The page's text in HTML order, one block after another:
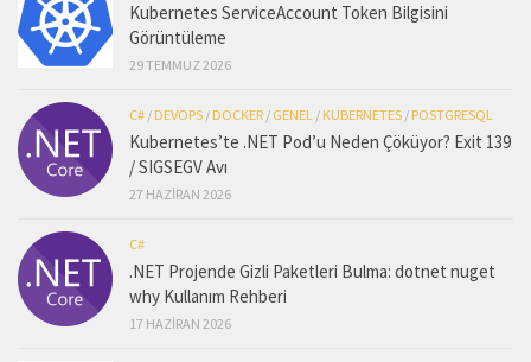
Kubernetes ServiceAccount Token Bilgisini
Görüntüleme
29 TEMMUZ 2026
C# / DEVOPS / DOCKER / GENEL / KUBERNETES / POSTGRESQL
Kubernetes’te .NET Pod’u Neden Çöküyor? Exit 139
/ SIGSEGV Avı
27 HAZIRAN 2026
C#
.NET Projende Gizli Paketleri Bulma: dotnet nuget
why Kullanım Rehberi
17 HAZIRAN 2026